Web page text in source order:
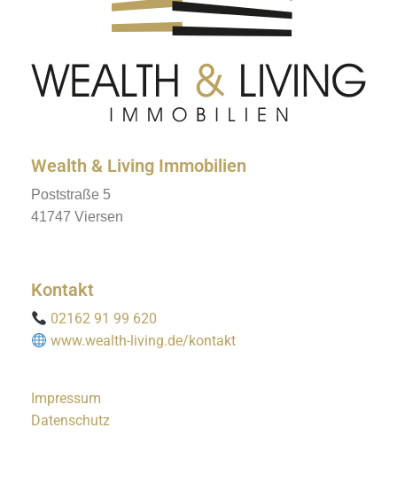
Wealth & Living Immobilien
Poststraße 5
41747 Viersen
Kontakt
02162 91 99 620
www.wealth-living.de/kontakt
Impressum
Datenschutz